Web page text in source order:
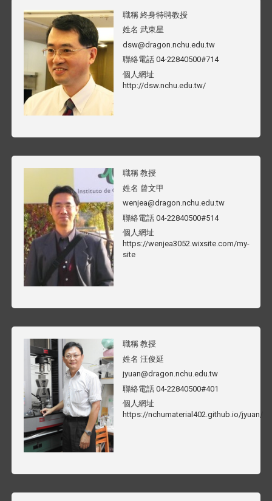
職稱 終身特聘教授
姓名 武東星
dsw@dragon.nchu.edu.tw
聯絡電話 04-22840500#714
個人網址
http://dsw.nchu.edu.tw/
職稱 教授
姓名 曾文甲
wenjea@dragon.nchu.edu.tw
聯絡電話 04-22840500#514
個人網址
https://wenjea3052.wixsite.com/my-
site
職稱 教授
姓名 汪俊延
jyuan@dragon.nchu.edu.tw
聯絡電話 04-22840500#401
個人網址
https://nchumaterial402.github.io/jyuan/